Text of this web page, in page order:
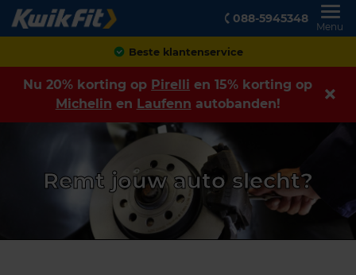
088-5945348
Menu
Beste klantenservice
Nu 20% korting op Pirelli en 15% korting op
Michelin en Laufenn autobanden!
Remt jouw auto slecht?